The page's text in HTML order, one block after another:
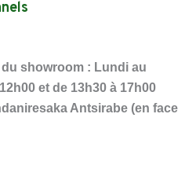
showroom : Lundi au
et de 13h30 à 17h00
Antsirabe (en face